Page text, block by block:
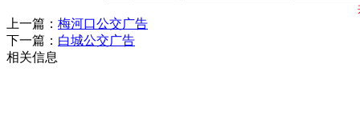
上一篇： 梅河口公交广告
下一篇： 白城公交广告
相关信息